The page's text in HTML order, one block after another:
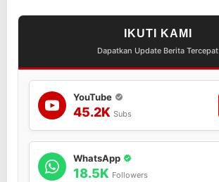
b
u
p
a
t
e
n
S
a
IKUTI KAMI
Dapatkan Update Berita Tercepat
YouTube
45.2K Subs
WhatsApp
18.5K Followers